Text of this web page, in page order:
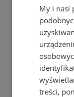
My i nasi
treści,